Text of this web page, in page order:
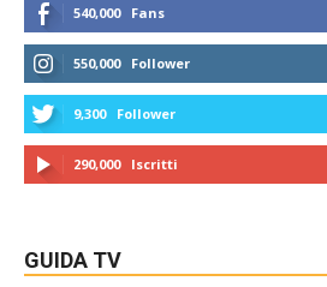
540,000 Fans
550,000 Follower
9,300 Follower
290,000 Iscritti
GUIDA TV